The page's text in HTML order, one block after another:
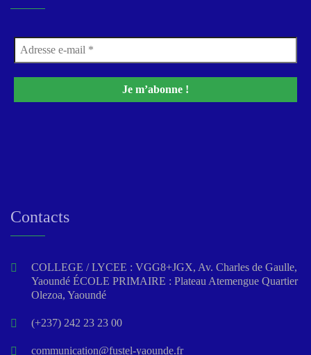
Contacts
COLLEGE / LYCEE : VGG8+JGX, Av. Charles de Gaulle,
Yaoundé ÉCOLE PRIMAIRE : Plateau Atemengue Quartier
Olezoa, Yaoundé
(+237) 242 23 23 00
communication@fustel-yaounde.fr